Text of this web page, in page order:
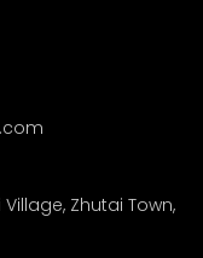
Village, Zhutai Town,